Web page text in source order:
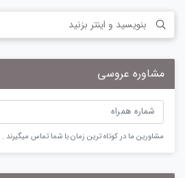
مشاوره عروسی
مشاورین ما در کوتاه ترین زمان با شما تماس میگیرند .